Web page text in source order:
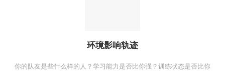
环境影响轨迹
你的队友是些什么样的人？学习能力是否比你强？训练状态是否比你